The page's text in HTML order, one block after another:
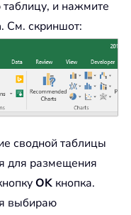
и нажмите
. См. скриншот:
сводной таблицы
для размещения
OK кнопка.
выбираю